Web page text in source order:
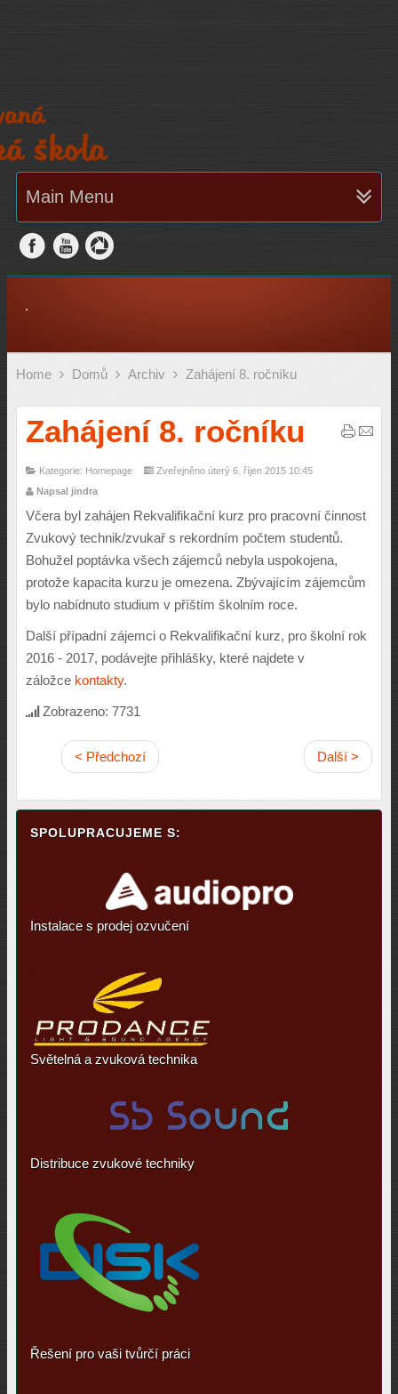
Main Menu
.
Home Domů Archiv Zahájení 8. ročníku
Zahájení 8. ročníku
Kategorie: Homepage
Zveřejněno úterý 6. říjen 2015 10:45
Napsal jindra
Včera byl zahájen Rekvalifikační kurz pro pracovní činnost
Zvukový technik/zvukař s rekordním počtem studentů.
Bohužel poptávka všech zájemců nebyla uspokojena,
protože kapacita kurzu je omezena. Zbývajícím zájemcům
bylo nabídnuto studium v příštím školním roce.
Další případní zájemci o Rekvalifikační kurz, pro školní rok
2016 - 2017, podávejte přihlášky, které najdete v
záložce kontakty.
Zobrazeno: 7731
< Předchozí Další >
SPOLUPRACUJEME S:
Instalace s prodej ozvučení
Světelná a zvuková technika
Distribuce zvukové techniky
Řešení pro vaši tvůrčí práci